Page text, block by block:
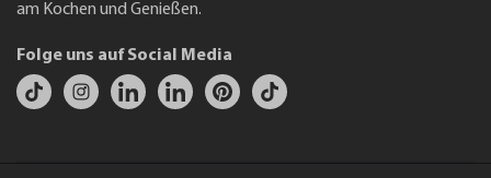
am Kochen und Genießen.
Folge uns auf Social Media